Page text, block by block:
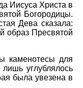
Иисуса Христа в
Богородицы.
Дева сказала:
образ Пресвятой
каменотесы для
углублялось
была увезена в